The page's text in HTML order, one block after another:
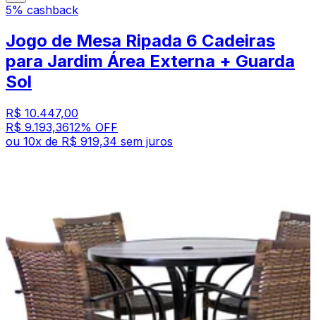
5% cashback
Jogo de Mesa Ripada 6 Cadeiras
para Jardim Área Externa + Guarda
Sol
R$ 10.447,00
R$ 9.193,3612% OFF
ou 10x de R$ 919,34 sem juros